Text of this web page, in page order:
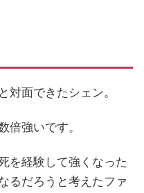
対面できたシェン。
倍強いです。
を経験して強くなった
るだろうと考えたファ